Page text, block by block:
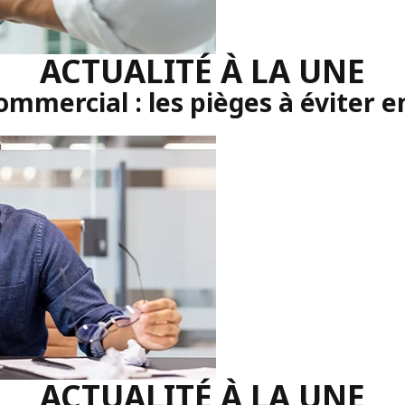
ACTUALITÉ À LA UNE
: les pièges à éviter
ACTUALITÉ À LA UNE